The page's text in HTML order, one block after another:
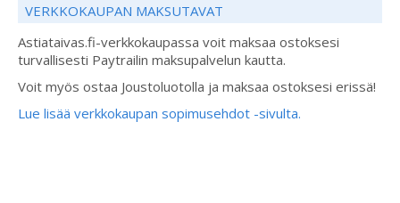
VERKKOKAUPAN MAKSUTAVAT
Astiataivas.fi-verkkokaupassa voit maksaa ostoksesi
turvallisesti Paytrailin maksupalvelun kautta.
Voit myös ostaa Joustoluotolla ja maksaa ostoksesi erissä!
Lue lisää verkkokaupan sopimusehdot -sivulta.